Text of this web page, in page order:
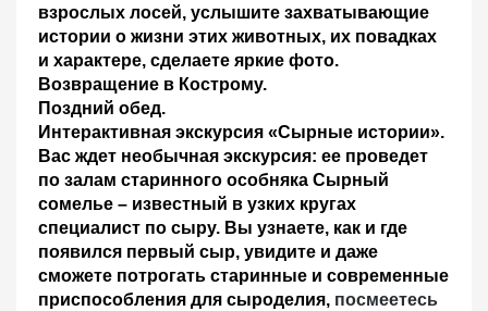
взрослых лосей, услышите захватывающие
истории о жизни этих животных, их повадках
и характере, сделаете яркие фото.
Возвращение в Кострому.
Поздний обед.
Интерактивная экскурсия «Сырные истории».
Вас ждет необычная экскурсия: ее проведет
по залам старинного особняка Сырный
сомелье – известный в узких кругах
специалист по сыру. Вы узнаете, как и где
появился первый сыр, увидите и даже
сможете потрогать старинные и современные
приспособления для сыроделия, посмеетесь